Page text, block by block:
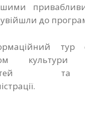
увійшли до
тур